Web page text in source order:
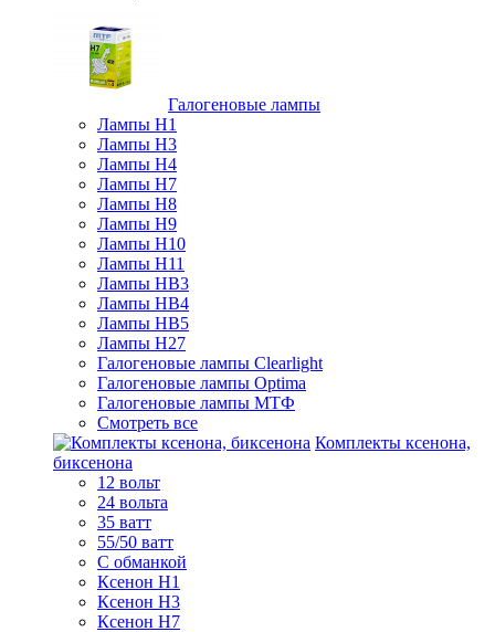
Галогеновые лампы
Лампы H1
Лампы H3
Лампы H4
Лампы H7
Лампы H8
Лампы H9
Лампы H10
Лампы H11
Лампы HB3
Лампы HB4
Лампы HB5
Лампы H27
Галогеновые лампы Clearlight
Галогеновые лампы Optima
Галогеновые лампы МТФ
Смотреть все
Комплекты ксенона,
биксенона
12 вольт
24 вольта
35 ватт
55/50 ватт
С обманкой
Ксенон H1
Ксенон H3
Ксенон H7